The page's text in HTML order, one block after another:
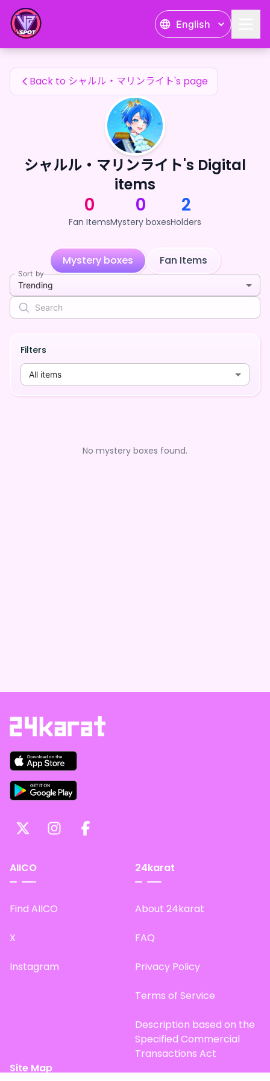
English
シャルル・マリンライト's Fan Items
Back to シャルル・マリンライト's page
シャルル・マリンライト's Digital
items
0
Fan Items
0
Mystery boxes
2
Holders
Mystery boxes Fan Items
Sort by
Trending
Filters
All items
No mystery boxes found.
AIICO
Find AIICO
X
Instagram
24karat
About 24karat
FAQ
Privacy Policy
Terms of Service
Description based on the
Specified Commercial
Transactions Act
Site Map
シャルル・マリンライト's Fan Items — 24karat